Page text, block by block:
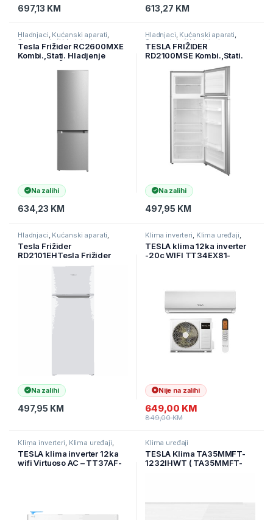
697,13 KM 613,27 KM
Hladnjaci, Kućanski aparati,
Samostojeći hladnjaci
Tesla Frižider RC2600MXE
Kombi.,Stati. Hladjenje
Na zalihi
634,23 KM
Hladnjaci, Kućanski aparati,
Samostojeći hladnjaci
TESLA FRIŽIDER
RD2100MSE Kombi.,Stati.
Hladjenje (V)144cm
(Š)55cm (D)55cm (
RD2100MSE )
Na zalihi
497,95 KM
Hladnjaci Kućanski aparati
Samostojeći hladnjaci
Tesla Frižider
RD2101EHTesla Frižider
RD2101EH ( RD2101EH )
Na zalihi
497,95 KM
Klima inverteri Klima uređaji
Kućanski aparati
TESLA klima 12ka inverter
-20c WIFI TT34EX81-
Nije na zalihi
649,00 KM
849,00KM
Klima inverteri Klima uređaji
Kućanski aparati
TESLA klima inverter 12ka
wifi Virtuoso AC – TT37AF-
Klima uređaji
TESLA Klima TA35MMFT-
1232IHWT ( TA35MMFT-